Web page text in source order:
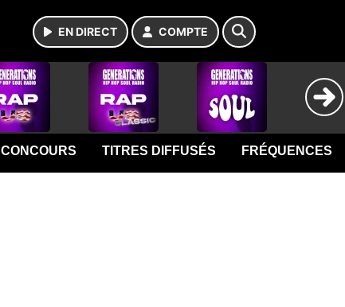
EN DIRECT COMPTE
CONCOURS TITRES DIFFUSÉS FRÉQUENCES